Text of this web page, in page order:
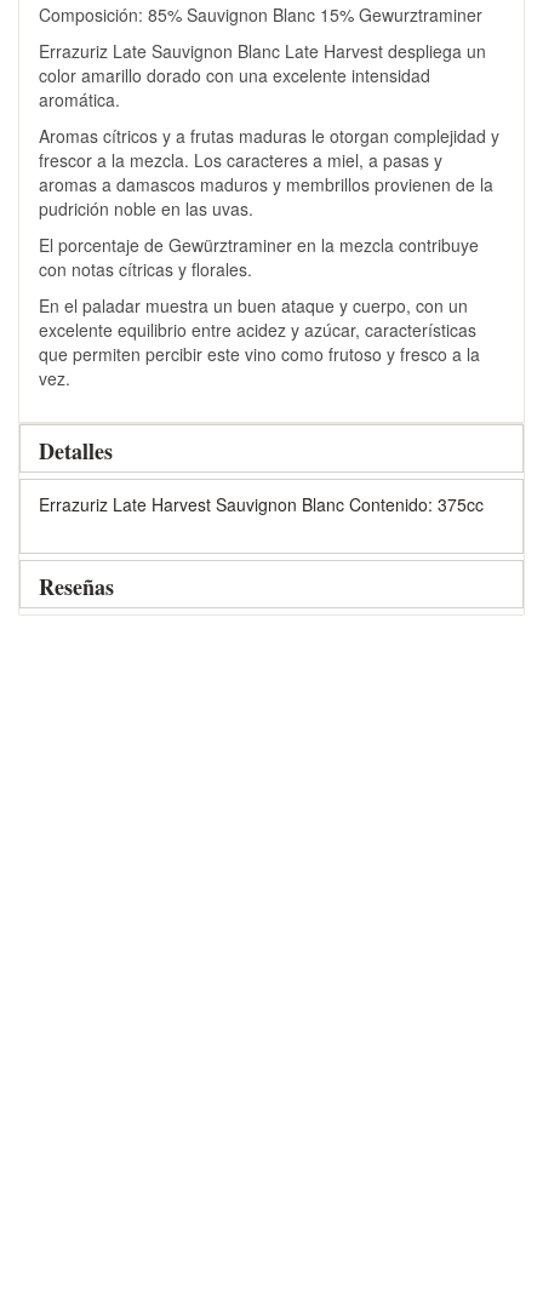
Composición: 85% Sauvignon Blanc 15% Gewurztraminer
Errazuriz Late Sauvignon Blanc Late Harvest despliega un
color amarillo dorado con una excelente intensidad
aromática.
Aromas cítricos y a frutas maduras le otorgan complejidad y
frescor a la mezcla. Los caracteres a miel, a pasas y
aromas a damascos maduros y membrillos provienen de la
pudrición noble en las uvas.
El porcentaje de Gewürztraminer en la mezcla contribuye
con notas cítricas y florales.
En el paladar muestra un buen ataque y cuerpo, con un
excelente equilibrio entre acidez y azúcar, características
que permiten percibir este vino como frutoso y fresco a la
vez.
Detalles
Errazuriz Late Harvest Sauvignon Blanc Contenido: 375cc
Reseñas